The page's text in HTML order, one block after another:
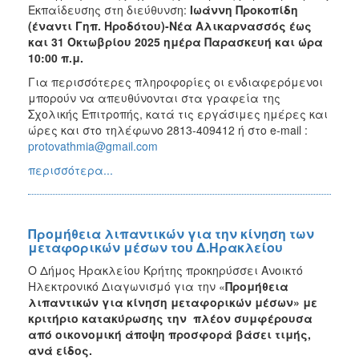
Εκπαίδευσης στη διεύθυνση: Ιωάννη Προκοπίδη
(έναντι Γηπ. Ηροδότου)-Νέα Αλικαρνασσός έως
και 31 Οκτωβρίου 2025 ημέρα Παρασκευή και ώρα
10:00 π.μ.
Για περισσότερες πληροφορίες οι ενδιαφερόμενοι
μπορούν να απευθύνονται στα γραφεία της
Σχολικής Επιτροπής, κατά τις εργάσιμες ημέρες και
ώρες και στο τηλέφωνο 2813-409412 ή στο e-mail :
protovathmia@gmail.com
περισσότερα...
Προμήθεια λιπαντικών για την κίνηση των
μεταφορικών μέσων του Δ.Ηρακλείου
Ο Δήμος Ηρακλείου Κρήτης προκηρύσσει Ανοικτό
Ηλεκτρονικό Διαγωνισμό για την «Προμήθεια
λιπαντικών για κίνηση μεταφορικών μέσων» με
κριτήριο κατακύρωσης την πλέον συμφέρουσα
από οικονομική άποψη προσφορά βάσει τιμής,
ανά είδος.